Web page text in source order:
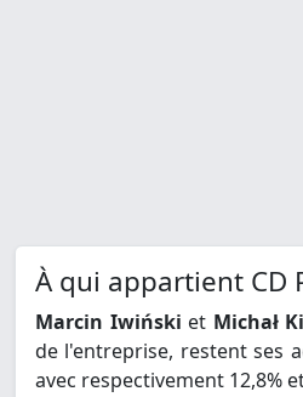
À qui appartient CD
Marcin Iwiński et Michał
de l'entreprise, restent ses
avec respectivement 12,8%